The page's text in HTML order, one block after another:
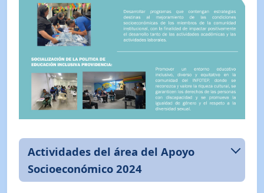
Actividades del área del Apoyo
Socioeconómico 2024